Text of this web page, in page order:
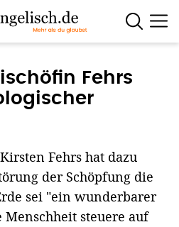
Fehrs
Fehrs hat dazu
der Schöpfung die
sei "ein wunderbarer
steuere auf